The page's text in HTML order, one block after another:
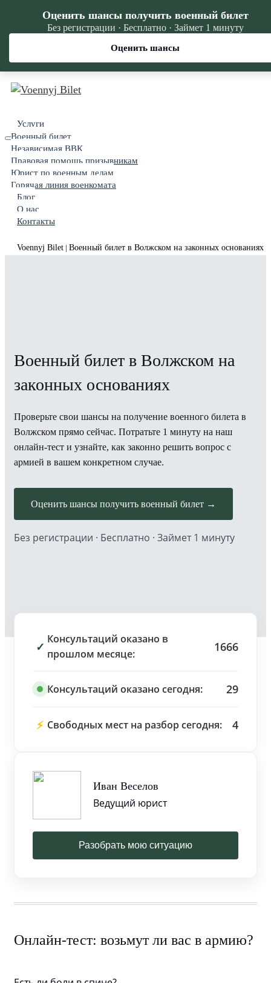
Услуги
Военный билет
Независимая ВВК
Правовая помощь призывникам
Юрист по военным делам
Горячая линия военкомата
Блог
О нас
Контакты
Voennyj Bilet Военный билет в Волжском на законных основаниях
Военный билет в Волжском на
законных основаниях
Проверьте свои шансы на получение военного билета в
Волжском прямо сейчас. Потратьте 1 минуту на наш
онлайн-тест и узнайте, как законно решить вопрос с
армией в вашем конкретном случае.
Оценить шансы получить военный билет →
Без регистрации · Бесплатно · Займет 1 минуту
✓
Консультаций оказано в
прошлом месяце:
1666
Консультаций оказано сегодня: 29
⚡ Свободных мест на разбор сегодня: 4
Иван Веселов
Ведущий юрист
Разобрать мою ситуацию
Онлайн-тест: возьмут ли вас в армию?
Оценить шансы получить военный билет
Без регистрации · Бесплатно · Займет 1 минуту
Оценить шансы